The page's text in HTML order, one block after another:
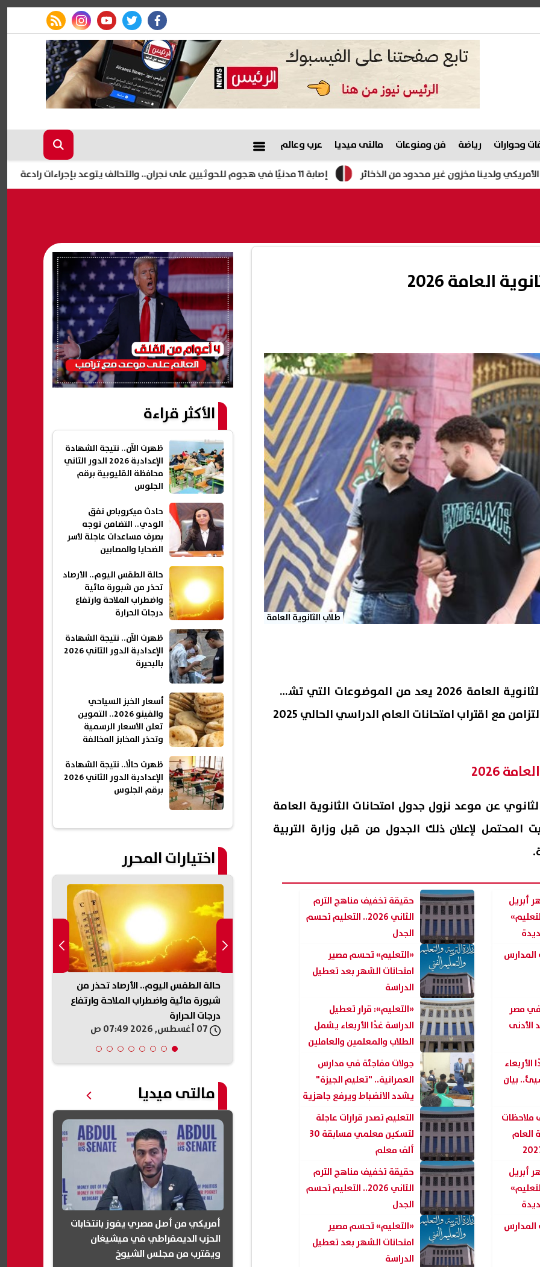
facebook
twitter
youtube
instagram
rss feed
وحوارات رياضة فن ومنوعات مالتى ميديا عرب وعالم
إعلام إصابة 11 مدنيًا في هجوم للحوثيين على نجران.. والتحالف يتوعد بإجراءات رادعة مخزون غير محدود من الذخائر
العامة 2026
طلاب الثانوية العامة
موعد نزول جدول امتحانات الثانوية العامة 2026 يعد من الموضوعات التي تشغل
طلاب الصف الثالث الثانوي بالتزامن مع اقتراب امتحانات العام الدراسي الحالي 2025
2026
عن موعد نزول جدول امتحانات الثانوية العامة
المحتمل لإعلان ذلك الجدول من قبل وزارة التربية
أبريل
حقيقة تخفيف مناهج الترم
الثاني 2026.. التعليم تحسم
الجدل
«التعليم» تحسم مصير
امتحانات الشهر بعد تعطيل
الدراسة
في مصر
الأدنى
«التعليم»: قرار تعطيل
الدراسة غدًا الأربعاء يشمل
الطلاب والمعلمين والعاملين
في المدارس
بيان
جولات مفاجئة في مدارس
العمرانية.. "تعليم الجيزة"
يشدد الانضباط ويرفع جاهزية
المدارس
ملاحظات
التعليم تصدر قرارات عاجلة
لتسكين معلمي مسابقة 30
ألف معلم
أبريل
حقيقة تخفيف مناهج الترم
الثاني 2026.. التعليم تحسم
الجدل
«التعليم» تحسم مصير
امتحانات الشهر بعد تعطيل
الدراسة
الأكثر قراءة
ظهرت الآن.. نتيجة الشهادة
الإعدادية 2026 الدور الثاني
محافظة القليوبية برقم
الجلوس
حادث ميكروباص نفق
الودي.. التضامن توجه
بصرف مساعدات عاجلة لأسر
الضحايا والمصابين
حالة الطقس اليوم.. الأرصاد
تحذر من شبورة مائية
واضطراب الملاحة وارتفاع
درجات الحرارة
ظهرت الآن.. نتيجة الشهادة
الإعدادية الدور الثاني 2026
بالبحيرة
أسعار الخبز السياحي
والفينو 2026.. التموين
تعلن الأسعار الرسمية
وتحذر المخابز المخالفة
ظهرت حالًا.. نتيجة الشهادة
الإعدادية الدور الثاني 2026
برقم الجلوس
اختيارات المحرر
واسع مع استغاثة أب يبحث عن
لرعاية ابنته ومساعدتها على
تعليمها
إعلام إسرائيلي: تل أبيب تواجه
وتبحث فرض قيود جديدة
07 أغسطس, 2026 02:47 ص
حالة الطقس اليوم.. الأرصاد تحذر من
شبورة مائية واضطراب الملاحة وارتفاع
درجات الحرارة
مالتى ميديا
أمريكي من أصل مصري يفوز بانتخابات
الحزب الديمقراطي في ميشيغان
ويقترب من مجلس الشيوخ